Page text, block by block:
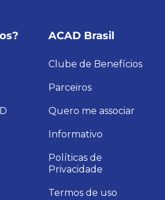
ACAD Brasil
Clube de Benefícios
Parceiros
Quero me associar
Informativo
Políticas de
Privacidade
Termos de uso